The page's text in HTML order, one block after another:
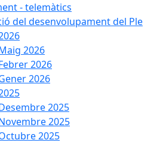
- telemàtics
del desenvolupament del Ple
2026
2026
2026
2025
2025
2025